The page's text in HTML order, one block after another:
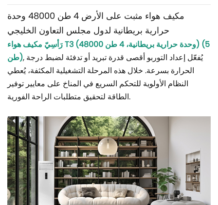
مكيف هواء مثبت على الأرض 4 طن 48000 وحدة
حرارية بريطانية لدول مجلس التعاون الخليجي
رَأسِيّ مكيف هواء T3 (48000 وحدة حرارية بريطانية، 4 طن)(5
طن),يُفعّل إعداد التوربو أقصى قدرة تبريد أو تدفئة لضبط درجة
الحرارة بسرعة. خلال هذه المرحلة التشغيلية المكثفة، يُعطي
النظام الأولوية للتحكم السريع في المناخ على معايير توفير
الطاقة لتحقيق متطلبات الراحة الفورية.